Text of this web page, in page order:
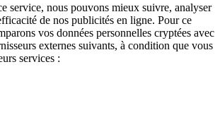
service, nous pouvons mieux suivre, analyser
de nos publicités en ligne. Pour ce
vos données personnelles cryptées avec
externes suivants, à condition que vous
services :